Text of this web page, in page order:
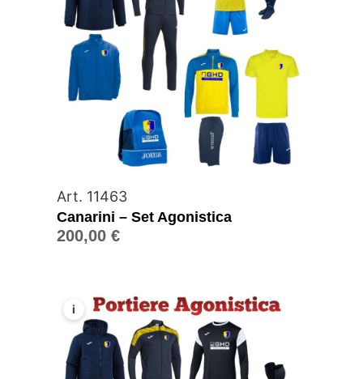
Art. 11463
Canarini – Set Agonistica
200,00€
i